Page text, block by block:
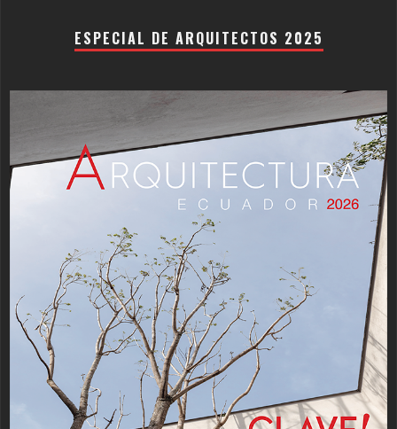
ESPECIAL DE ARQUITECTOS 2025